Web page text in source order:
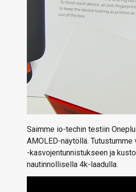
Saimme io-techin testiin
AMOLED-näytöllä.
-kasvojentunnistukseen ja
nautinnollisella 4k-laadulla.